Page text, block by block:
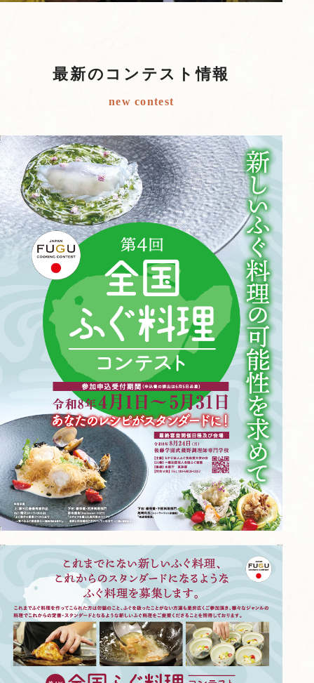
最新のコンテスト情報
new contest